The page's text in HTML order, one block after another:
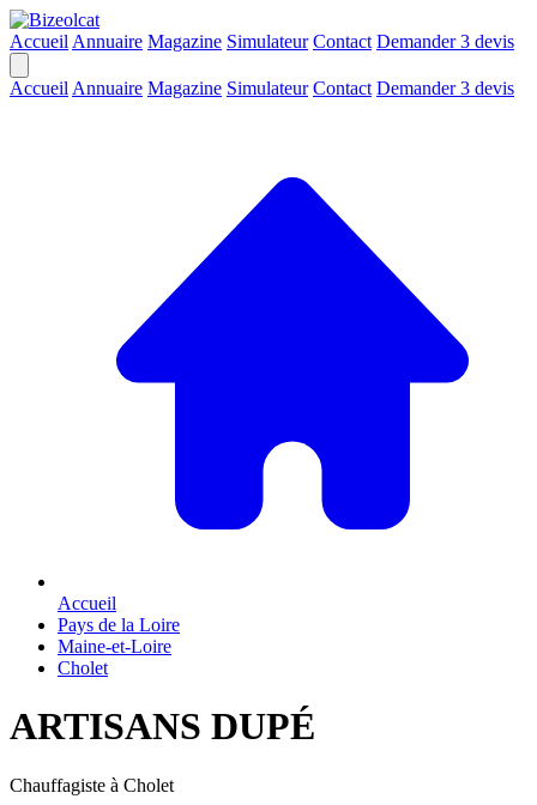
Accueil Annuaire Magazine Simulateur Contact Demander 3 devis
Accueil Annuaire Magazine Simulateur Contact Demander 3 devis
Accueil
Pays de la Loire
Maine-et-Loire
Cholet
ARTISANS DUPÉ
Chauffagiste à Cholet